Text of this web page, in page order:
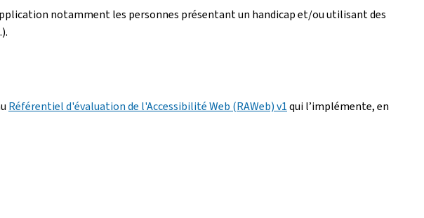
notamment les personnes présentant un handicap et/ou utilisant des
Référentiel d'évaluation de l'Accessibilité Web (RAWeb) v1qui l’implémente, en